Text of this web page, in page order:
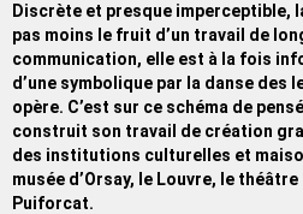
Discrète et presque imperceptible,
pas moins le fruit d’un travail de
communication, elle est à la fois
d’une symbolique par la danse des
opère. C’est sur ce schéma de
construit son travail de création
des institutions culturelles et
musée d’Orsay, le Louvre, le
Puiforcat.